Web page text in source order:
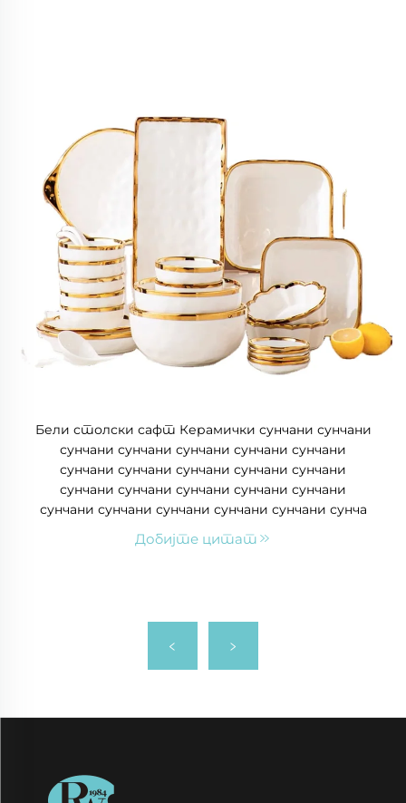
Бели столски сафт Керамички сунчани сунчани
сунчани сунчани сунчани сунчани сунчани
сунчани сунчани сунчани сунчани сунчани
сунчани сунчани сунчани сунчани сунчани
сунчани сунчани сунчани сунчани сунчани сунча
Добијте цитат